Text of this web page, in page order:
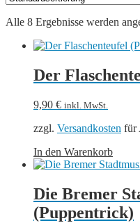
Alle 8 Ergebnisse werden
Der
9,90 € inkl. MwSt.
zzgl. Versandkosten für
In den Warenkorb
Die Bremer
(Puppentrick)